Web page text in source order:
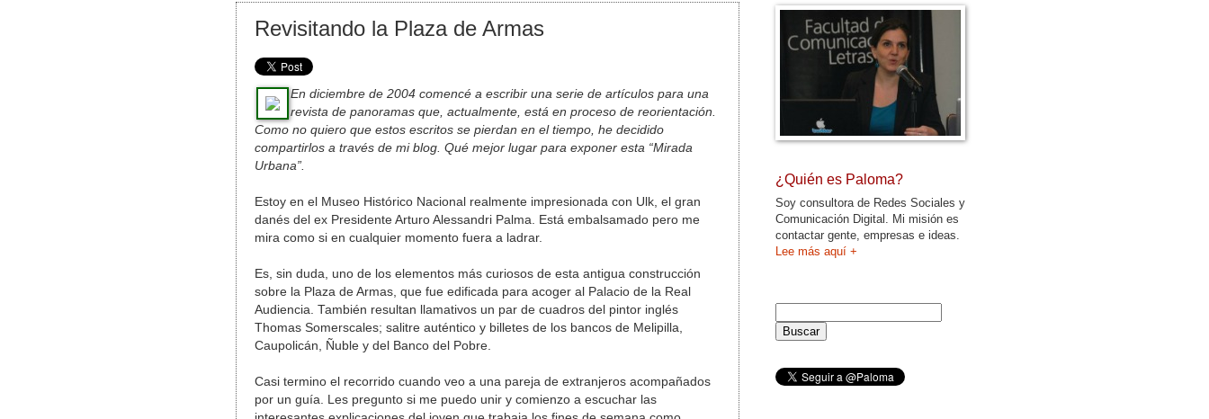
Revisitando la Plaza de Armas
En diciembre de 2004 comencé a escribir una serie de artículos para una
revista de panoramas que, actualmente, está en proceso de reorientación.
Como no quiero que estos escritos se pierdan en el tiempo, he decidido
compartirlos a través de mi blog. Qué mejor lugar para exponer esta “Mirada
Urbana”.
Estoy en el Museo Histórico Nacional realmente impresionada con Ulk, el gran
danés del ex Presidente Arturo Alessandri Palma. Está embalsamado pero me
mira como si en cualquier momento fuera a ladrar.
Es, sin duda, uno de los elementos más curiosos de esta antigua construcción
sobre la Plaza de Armas, que fue edificada para acoger al Palacio de la Real
Audiencia. También resultan llamativos un par de cuadros del pintor inglés
Thomas Somerscales; salitre auténtico y billetes de los bancos de Melipilla,
Caupolicán, Ñuble y del Banco del Pobre.
Casi termino el recorrido cuando veo a una pareja de extranjeros acompañados
por un guía. Les pregunto si me puedo unir y comienzo a escuchar las
¿Quién es Paloma?
Soy consultora de Redes Sociales y
Comunicación Digital. Mi misión es
contactar gente, empresas e ideas.
Lee más aquí +